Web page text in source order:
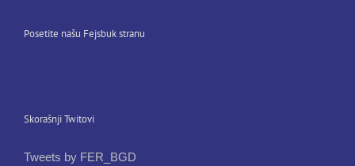
Posetite našu Fejsbuk stranu
Skorašnji Twitovi
Tweets by FER_BGD